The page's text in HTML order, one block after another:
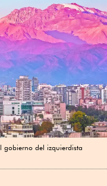
gobierno del izquierdista